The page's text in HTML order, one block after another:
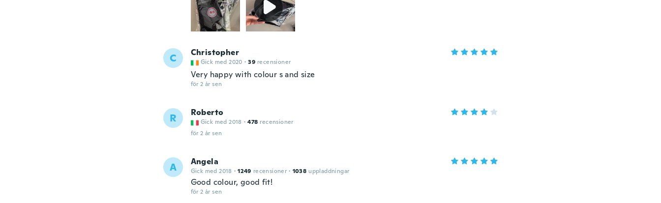
C Christopher
Gick med 2020 · 39 recensioner
Very happy with colour s and size
för 2 år sen
R Roberto
Gick med 2018 · 478 recensioner
för 2 år sen
A Angela
Gick med 2018 · 1249 recensioner · 1038 uppladdningar
Good colour, good fit!
för 2 år sen